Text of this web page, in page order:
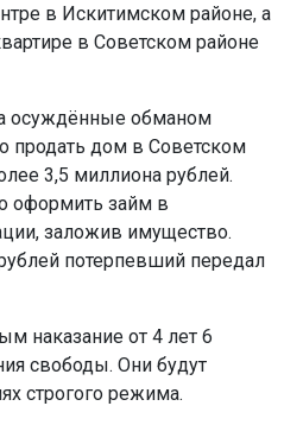
в Искитимском районе, а
в Советском районе
осуждённые обманом
продать дом в Советском
3,5 миллиона рублей.
оформить займ в
заложив имущество.
потерпевший передал
наказание от 4 лет 6
свободы. Они будут
строгого режима.